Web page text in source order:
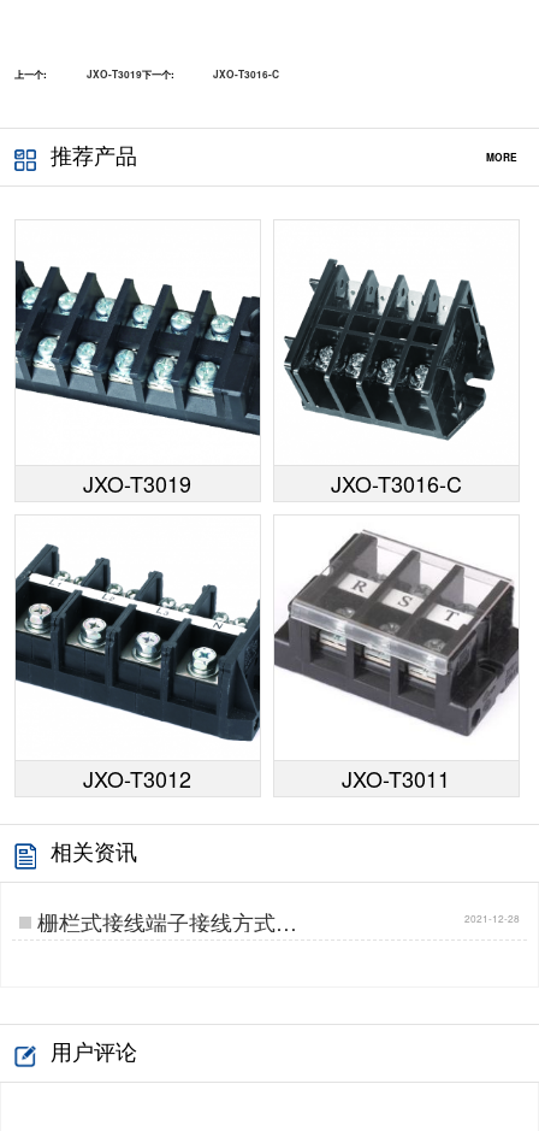
上一个: JXO-T3019下一个: JXO-T3016-C
推荐产品 MORE
JXO-T3019 JXO-T3016-C
JXO-T3012 JXO-T3011
相关资讯
栅栏式接线端子接线方式… 2021-12-28
用户评论